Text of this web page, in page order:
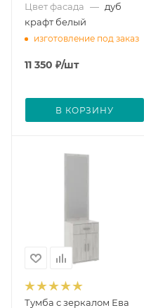
Цвет фасада — дуб
крафт белый
изготовление под заказ
11 350 ₽/шт
В КОРЗИНУ
Тумба с зеркалом Ева